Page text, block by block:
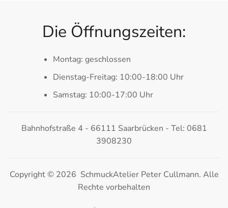
Die Öffnungszeiten:
Montag: geschlossen
Dienstag-Freitag: 10:00-18:00 Uhr
Samstag: 10:00-17:00 Uhr
Bahnhofstraße 4 - 66111 Saarbrücken - Tel: 0681
3908230
Copyright © 2026 SchmuckAtelier Peter Cullmann. Alle
Rechte vorbehalten